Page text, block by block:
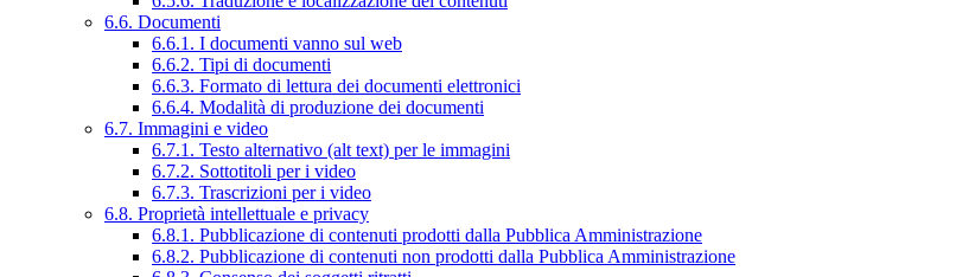
6.6. Documenti
6.6.1. I documenti vanno sul web
6.6.2. Tipi di documenti
6.6.3. Formato di lettura dei documenti elettronici
6.6.4. Modalità di produzione dei documenti
6.7. Immagini e video
6.7.1. Testo alternativo (alt text) per le immagini
6.7.2. Sottotitoli per i video
6.7.3. Trascrizioni per i video
6.8. Proprietà intellettuale e privacy
6.8.1. Pubblicazione di contenuti prodotti dalla Pubblica Amministrazione
6.8.2. Pubblicazione di contenuti non prodotti dalla Pubblica Amministrazione